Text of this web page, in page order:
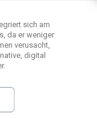
sich am
da er weniger
verusacht,
digital